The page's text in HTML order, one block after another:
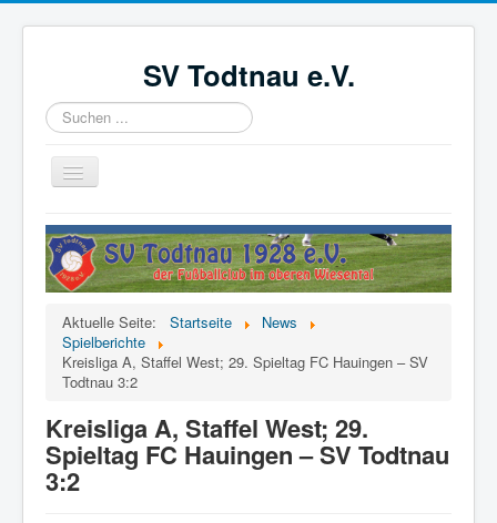
SV Todtnau e.V.
Suchen
...
Navigation
an/aus
Startseite
News
Aktive
Jugend
Förderverein
Videoüberwachung
Kinder- und Jugendschutzkonzept
Aktuelle Seite: Startseite
News
Spielberichte
Kreisliga A, Staffel West; 29. Spieltag FC Hauingen – SV
Todtnau 3:2
Kreisliga A, Staffel West; 29.
Spieltag FC Hauingen – SV Todtnau
3:2